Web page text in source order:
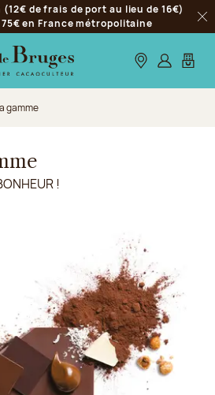
de frais de port au lieu de 16€)
en France métropolitaine
Nos boutiques
S’identifier
Mon
gamme
!